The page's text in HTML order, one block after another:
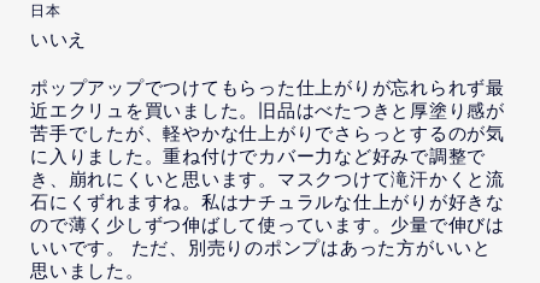
んが、そのような示唆を受け
ました。
日本
いいえ
ポップアップでつけてもらった仕上がりが忘れられず最
近エクリュを買いました。旧品はべたつきと厚塗り感が
苦手でしたが、軽やかな仕上がりでさらっとするのが気
に入りました。重ね付けでカバー力など好みで調整で
き、崩れにくいと思います。マスクつけて滝汗かくと流
石にくずれますね。私はナチュラルな仕上がりが好きな
ので薄く少しずつ伸ばして使っています。少量で伸びは
いいです。 ただ、別売りのポンプはあった方がいいと
思いました。